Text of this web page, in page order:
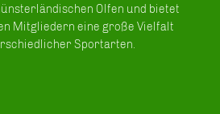
Olfen und bietet
Mitgliedern eine große Vielfalt
Sportarten.